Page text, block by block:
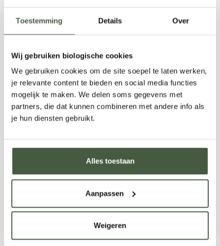
Toestemming Details Over
Wij gebruiken biologische cookies
We gebruiken cookies om de site soepel te laten werken,
je relevante content te bieden en social media functies
mogelijk te maken. We delen soms gegevens met
partners, die dat kunnen combineren met andere info als
je hun diensten gebruikt.
Alles toestaan
Aanpassen
Weigeren
Kruidenlikeur
blend van diverse biologische kruiden. Een heerlijke
digestief. Probeer bijvoorbeeld een onze 25
Venticinque Bitter, het biologische antwoord op
Campari.
Limoncello
Onzelimoncellois verfrissend en krachtig, gemaakt
met biologisch geteelde citroenen.
Zoet, met een lichte amandelsmaak, onzeamarettois
traktatie en één onwijs verschil met Disaronno!